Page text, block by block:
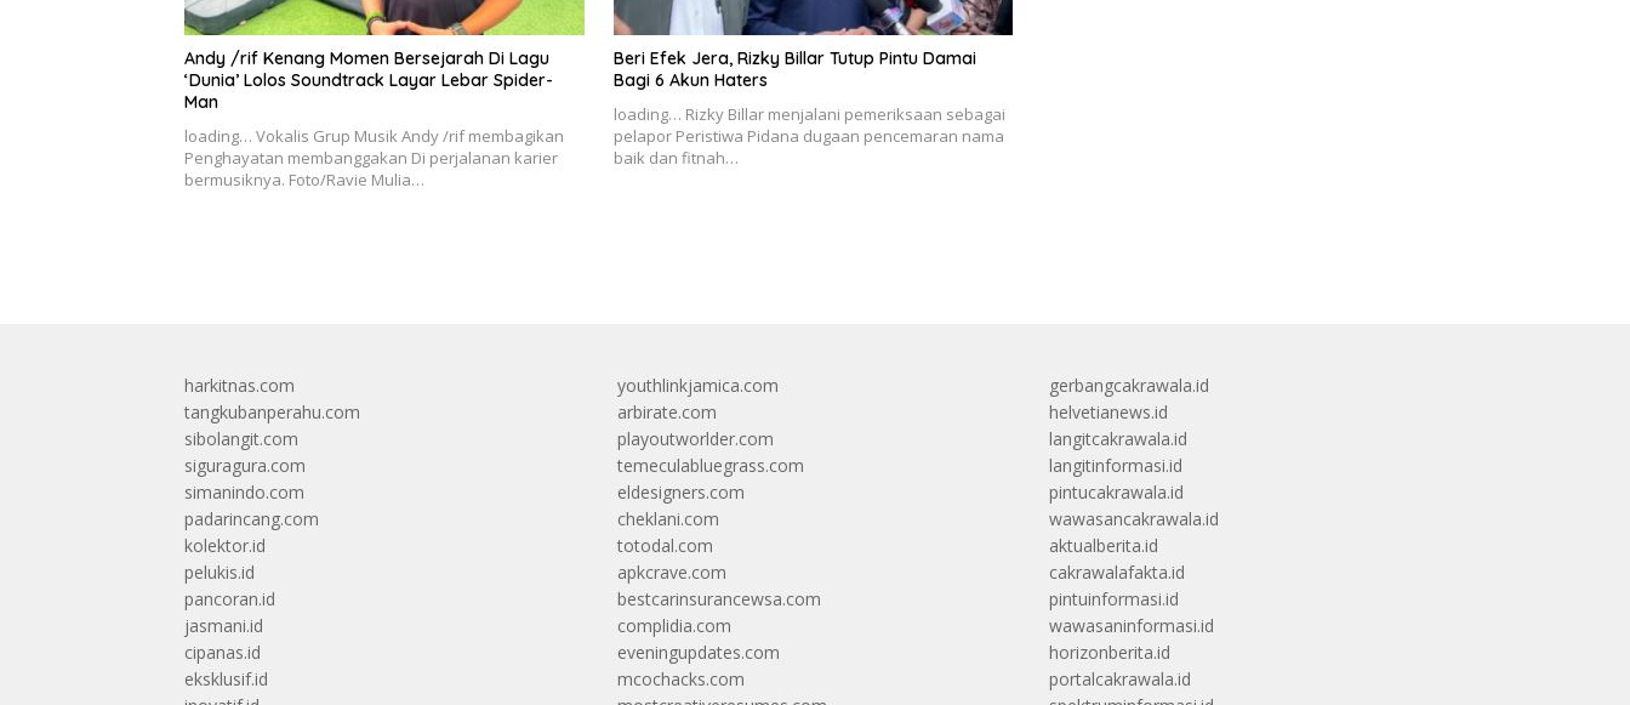
Andy /rif Kenang Momen Bersejarah Di Lagu
‘Dunia’ Lolos Soundtrack Layar Lebar Spider-
Man
loading… Vokalis Grup Musik Andy /rif membagikan
Penghayatan membanggakan Di perjalanan karier
bermusiknya. Foto/Ravie Mulia…
Beri Efek Jera, Rizky Billar Tutup Pintu Damai
Bagi 6 Akun Haters
loading… Rizky Billar menjalani pemeriksaan sebagai
pelapor Peristiwa Pidana dugaan pencemaran nama
baik dan fitnah…
harkitnas.com
tangkubanperahu.com
sibolangit.com
siguragura.com
simanindo.com
padarincang.com
kolektor.id
pelukis.id
pancoran.id
jasmani.id
cipanas.id
eksklusif.id
youthlinkjamica.com
arbirate.com
playoutworlder.com
temeculabluegrass.com
eldesigners.com
cheklani.com
totodal.com
apkcrave.com
bestcarinsurancewsa.com
complidia.com
eveningupdates.com
mcochacks.com
gerbangcakrawala.id
helvetianews.id
langitcakrawala.id
langitinformasi.id
pintucakrawala.id
wawasancakrawala.id
aktualberita.id
cakrawalafakta.id
pintuinformasi.id
wawasaninformasi.id
horizonberita.id
portalcakrawala.id